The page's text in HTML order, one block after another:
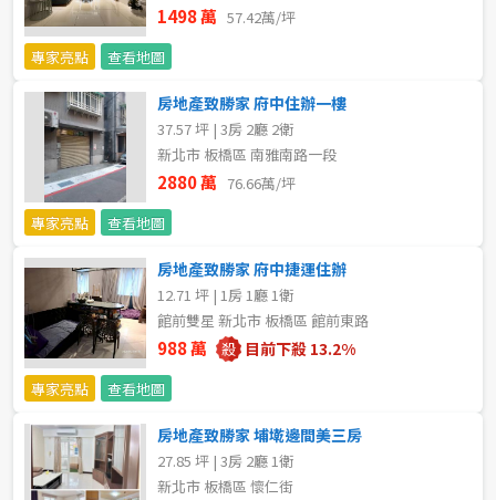
2房
屋齡
不拘
5-10 年 10-20 年
20-30 年 30-40 年
40 年以上
售價
1498 萬 57.42萬/坪
專家亮點
查看地圖
房地產致勝家 府中住辦一樓
37.57 坪 | 3房 2廳 2衛
新北市 板橋區 南雅南路一段
2880 萬 76.66萬/坪
專家亮點
查看地圖
房地產致勝家 府中捷運住辦
12.71 坪 | 1房 1廳 1衛
館前雙星 新北市 板橋區 館前東路
988 萬 目前下殺 13.2%
專家亮點 查看地圖
房地產致勝家 埔墘邊間美三房
27.85 坪 | 3房 2廳 1衛
新北市 板橋區 懷仁街